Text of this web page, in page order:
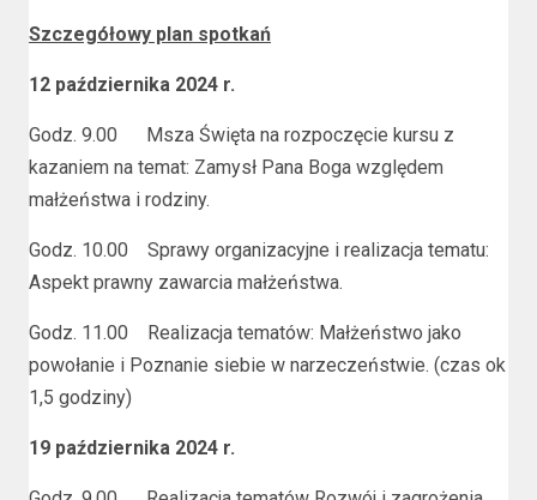
Szczegółowy plan spotkań
12 października 2024 r.
Godz. 9.00 Msza Święta na rozpoczęcie kursu z
kazaniem na temat: Zamysł Pana Boga względem
małżeństwa i rodziny.
Godz. 10.00 Sprawy organizacyjne i realizacja tematu:
Aspekt prawny zawarcia małżeństwa.
Godz. 11.00 Realizacja tematów: Małżeństwo jako
powołanie i Poznanie siebie w narzeczeństwie. (czas ok
1,5 godziny)
19 października 2024 r.